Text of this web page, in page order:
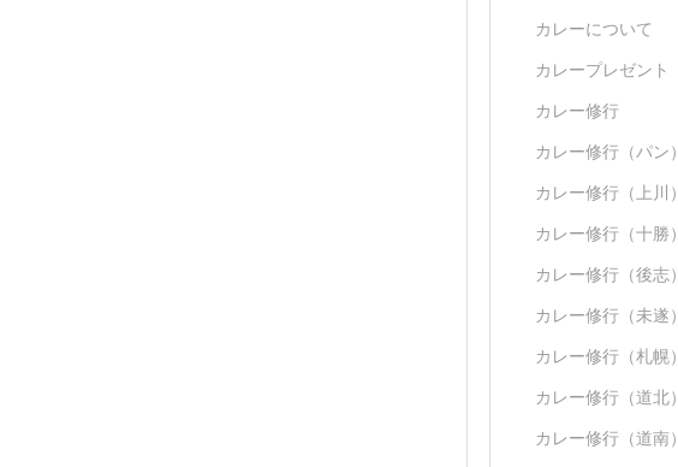
カレーについて
カレープレゼント
カレー修行
カレー修行（パン）
カレー修行（上川）
カレー修行（十勝）
カレー修行（後志）
カレー修行（未遂）
カレー修行（札幌）
カレー修行（道北）
カレー修行（道南）